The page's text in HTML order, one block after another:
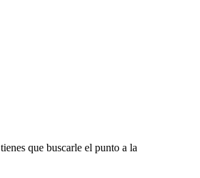
que buscarle el punto a la